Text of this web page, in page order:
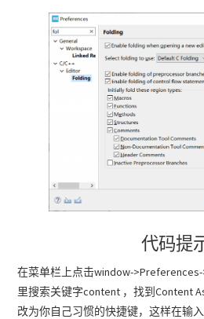
代码提
在菜单栏上点击window-
里搜索关键字content ，找到Content
改为你自己习惯的快捷键，这样在输